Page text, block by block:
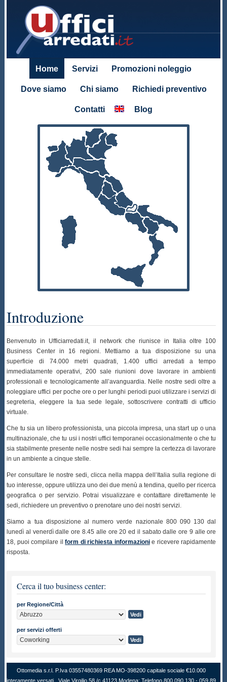
Home Servizi Promozioni noleggio
Dove siamo Chi siamo Richiedi preventivo
Contatti Blog
Introduzione
Benvenuto in Ufficiarredati.it, il network che riunisce in Italia oltre 100
Business Center in 16 regioni. Mettiamo a tua disposizione su una
superficie di 74.000 metri quadrati, 1.400 uffici arredati a tempo
immediatamente operativi, 200 sale riunioni dove lavorare in ambienti
professionali e tecnologicamente all’avanguardia. Nelle nostre sedi oltre a
noleggiare uffici per poche ore o per lunghi periodi puoi utilizzare i servizi di
segreteria, eleggere la tua sede legale, sottoscrivere contratti di ufficio
virtuale.
Che tu sia un libero professionista, una piccola impresa, una start up o una
multinazionale, che tu usi i nostri uffici temporanei occasionalmente o che tu
sia stabilmente presente nelle nostre sedi hai sempre la certezza di lavorare
in un ambiente a cinque stelle.
Per consultare le nostre sedi, clicca nella mappa dell’Italia sulla regione di
tuo interesse, oppure utilizza uno dei due menù a tendina, quello per ricerca
geografica o per servizio. Potrai visualizzare e contattare direttamente le
sedi, richiedere un preventivo o prenotare uno dei nostri servizi.
Siamo a tua disposizione al numero verde nazionale 800 090 130 dal
lunedì al venerdì dalle ore 8.45 alle ore 20 ed il sabato dalle ore 9 alle ore
18, puoi compilare ilform di richiesta informazionie ricevere rapidamente
risposta.
Cerca il tuo business center:
per Regione/Città
per servizi offerti
Ottomedia s.r.l. P.Iva 03557480369 REA MO-398200 capitale sociale €10.000
interamente versati . Viale Virgilio 58 /c 41123 Modena; Telefono 800 090 130 - 059 89